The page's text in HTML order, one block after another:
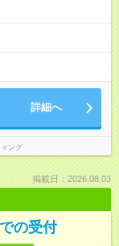
詳細へ
ング
掲載日：2026.08.03
の受付